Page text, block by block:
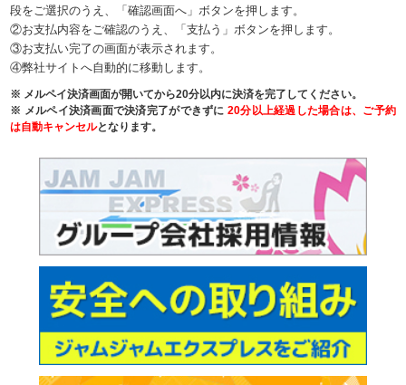
段をご選択のうえ、「確認画面へ」ボタンを押します。
②お支払内容をご確認のうえ、「支払う」ボタンを押します。
③お支払い完了の画面が表示されます。
④弊社サイトへ自動的に移動します。
※ メルペイ決済画面が開いてから20分以内に決済を完了してください。
※ メルペイ決済画面で決済完了ができずに 20分以上経過した場合は、ご予約
は自動キャンセルとなります。